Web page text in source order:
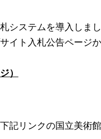
システムを導入しまし
イト入札公告ページか
）
記リンクの国立美術